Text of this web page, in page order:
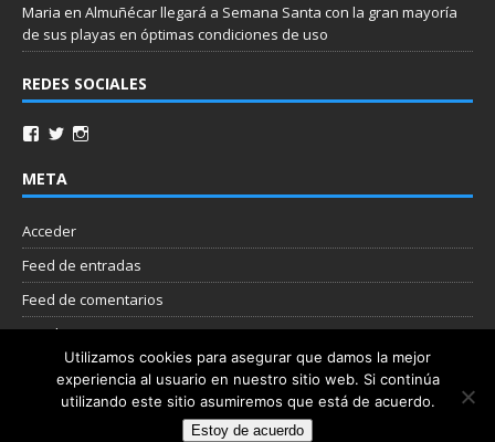
Maria en Almuñécar llegará a Semana Santa con la gran mayoría
de sus playas en óptimas condiciones de uso
REDES SOCIALES
META
Acceder
Feed de entradas
Feed de comentarios
WordPress.org
Nube de etiquetas
Utilizamos cookies para asegurar que damos la mejor
experiencia al usuario en nuestro sitio web. Si continúa
utilizando este sitio asumiremos que está de acuerdo.
Estoy de acuerdo